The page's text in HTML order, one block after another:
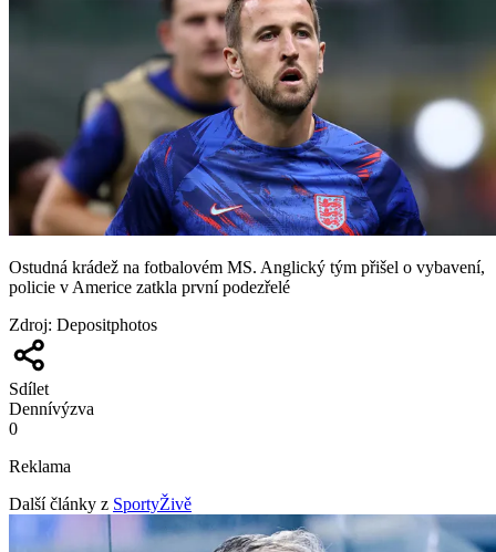
Ostudná krádež na fotbalovém MS. Anglický tým přišel o vybavení,
policie v Americe zatkla první podezřelé
Zdroj: Depositphotos
Sdílet
Dennívýzva
0
Reklama
Další články z SportyŽivě